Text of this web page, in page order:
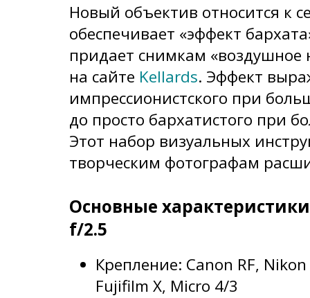
Новый объектив относится к
обеспечивает «эффект
придает снимкам «воздушное
на сайте Kellards. Эффект
импрессионистского при
до просто бархатистого при
Этот набор визуальных
творческим фотографам
Основные
f/2.5
Крепление: Canon RF,
Fujifilm X, Micro 4/3